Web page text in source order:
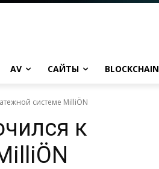
AV САЙТЫ BLOCKCHAIN
системе MilliÖN
к